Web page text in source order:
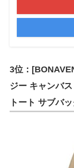
3位：
ジー キャンバ
トート サブバ